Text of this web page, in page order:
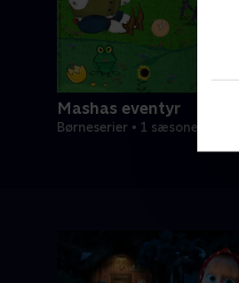
Mashas eventyr
Børneserier • 1 sæsoner